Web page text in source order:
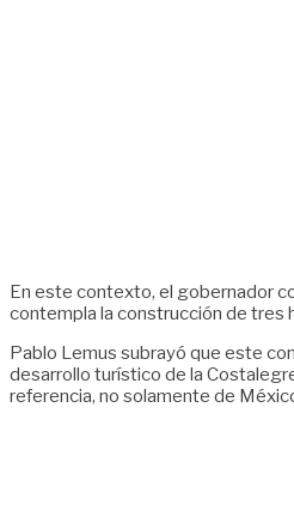
En este contexto, el gobernador
contempla la construcción de tres
Pablo Lemus subrayó que este
desarrollo turístico de la
referencia, no solamente de